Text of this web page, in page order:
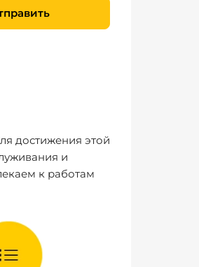
достижения этой
и
к работам